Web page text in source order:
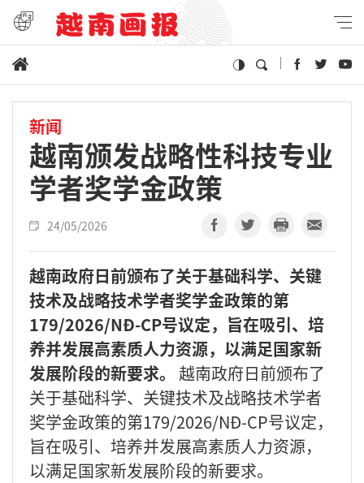
新闻
越南颁发战略性科技专业
学者奖学金政策
24/05/2026
越南政府日前颁布了关于基础科学、关键
技术及战略技术学者奖学金政策的第
179/2026/NĐ-CP号议定，旨在吸引、培
养并发展高素质人力资源，以满足国家新
发展阶段的新要求。
越南政府日前颁布了
关于基础科学、关键技术及战略技术学者
奖学金政策的第179/2026/NĐ-CP号议定，
旨在吸引、培养并发展高素质人力资源，
以满足国家新发展阶段的新要求。